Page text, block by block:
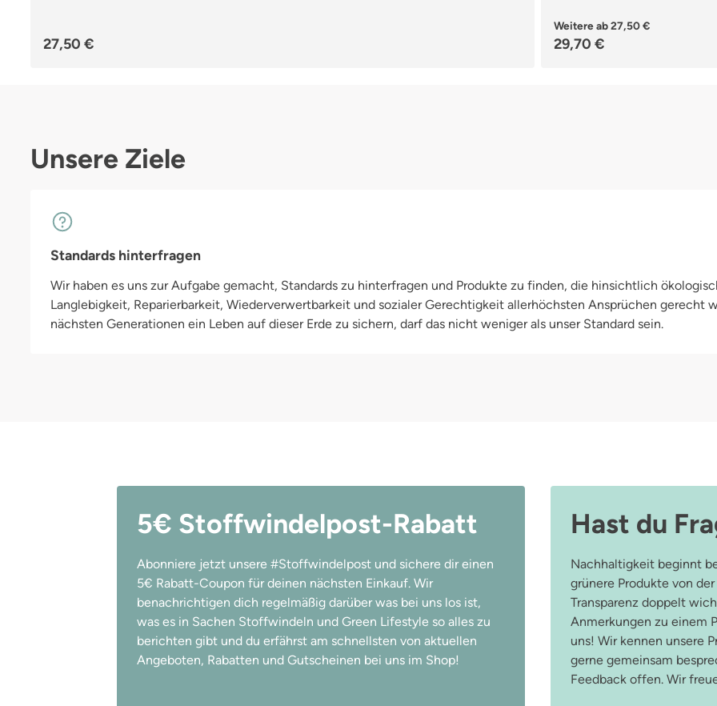
Regulärer Preis:
27,50 €
Weitere ab27,50 €
Regulärer Preis:
29,70 €
Unsere Ziele
Standards hinterfragen
Wir haben es uns zur Aufgabe gemacht, Standards zu hinterfragen und Produkte zu finden, die hinsichtlich
Langlebigkeit, Reparierbarkeit, Wiederverwertbarkeit und sozialer Gerechtigkeit allerhöchsten Ansprüchen gerecht
nächsten Generationen ein Leben auf dieser Erde zu sichern, darf das nicht weniger als unser Standard sein.
5€ Stoffwindelpost-Rabatt
Abonniere jetzt unsere #Stoffwindelpost und sichere dir einen
5€ Rabatt-Coupon für deinen nächsten Einkauf. Wir
benachrichtigen dich regelmäßig darüber was bei uns los ist,
was es in Sachen Stoffwindeln und Green Lifestyle so alles zu
berichten gibt und du erfährst am schnellsten von aktuellen
Angeboten, Rabatten und Gutscheinen bei uns im Shop!
Hast du
Nachhaltigkeit beginnt
grünere Produkte von
Transparenz doppelt
Anmerkungen zu einem
uns! Wir kennen unsere
gerne gemeinsam
Feedback offen. Wir